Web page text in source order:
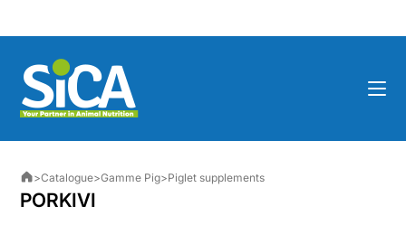
to
>Catalogue>Gamme Pig>Piglet supplements
PORKIVI